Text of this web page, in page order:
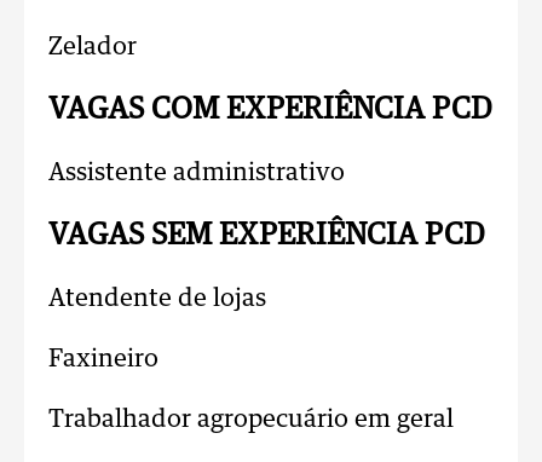
Zelador
VAGAS COM EXPERIÊNCIA PCD
Assistente administrativo
VAGAS SEM EXPERIÊNCIA PCD
Atendente de lojas
Faxineiro
Trabalhador agropecuário em geral